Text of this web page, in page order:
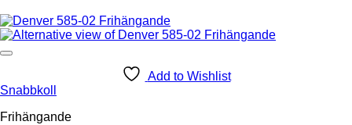
Add to Wishlist
Snabbkoll
Frihängande